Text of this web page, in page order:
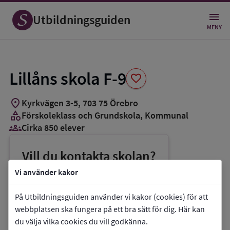
Vi använder kakor
På Utbildningsguiden använder vi kakor (cookies) för att
webbplatsen ska fungera på ett bra sätt för dig. Här kan
du välja vilka cookies du vill godkänna.
Utbildningsguiden MENY
Lillåns skola F-9 favorite
Spara
som
favorit
location_on Kyrkvägen 3-5, 703 75 Örebro
categoryFörskoleklass och Grundskola, Kommunal
groups_3Cirka 850 elever
Vill du kontakta skolan?
phoneTelefon:019-212972
E-post: lillansskola@orebro.se
link Webbplats:Lillåns skola F-9